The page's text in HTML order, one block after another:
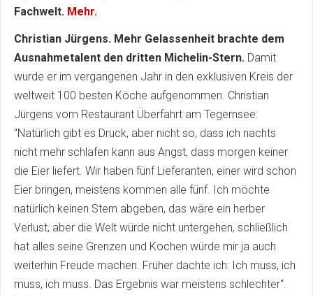
Fachwelt. Mehr.
Christian Jürgens. Mehr Gelassenheit brachte dem
Ausnahmetalent den dritten Michelin-Stern. Damit
wurde er im vergangenen Jahr in den exklusiven Kreis der
weltweit 100 besten Köche aufgenommen. Christian
Jürgens vom Restaurant Überfahrt am Tegernsee:
"Natürlich gibt es Druck, aber nicht so, dass ich nachts
nicht mehr schlafen kann aus Angst, dass morgen keiner
die Eier liefert. Wir haben fünf Lieferanten, einer wird schon
Eier bringen, meistens kommen alle fünf. Ich möchte
natürlich keinen Stern abgeben, das wäre ein herber
Verlust, aber die Welt würde nicht untergehen, schließlich
hat alles seine Grenzen und Kochen würde mir ja auch
weiterhin Freude machen. Früher dachte ich: Ich muss, ich
muss, ich muss. Das Ergebnis war meistens schlechter".